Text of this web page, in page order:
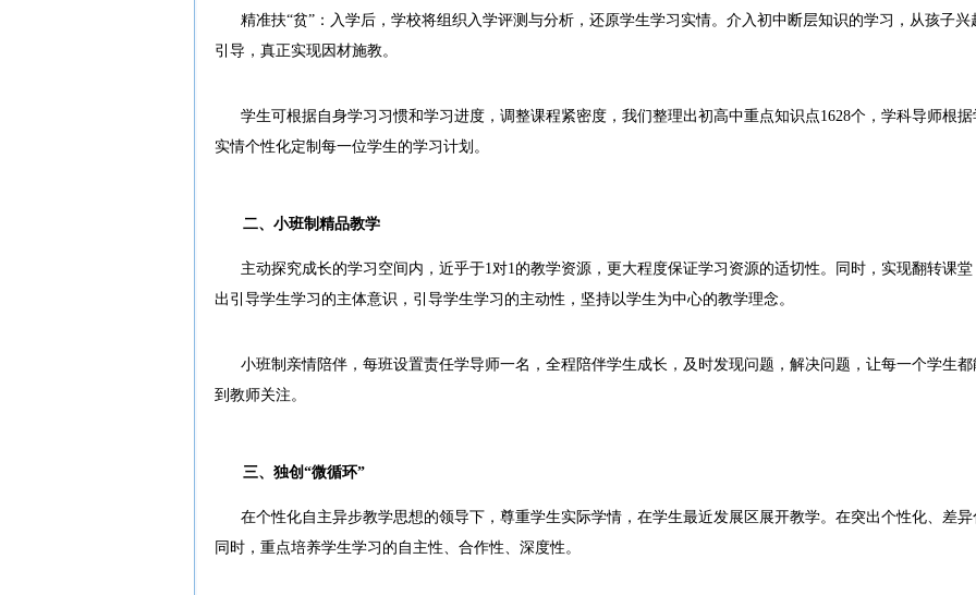
精准扶“贫”：入学后，学校将组织入学评测与分析，还原学生学习实情。介入初中断层知识的学习，从孩子兴
引导，真正实现因材施教。
学生可根据自身学习习惯和学习进度，调整课程紧密度，我们整理出初高中重点知识点1628个，学科导师根据
实情个性化定制每一位学生的学习计划。
二、小班制精品教学
主动探究成长的学习空间内，近乎于1对1的教学资源，更大程度保证学习资源的适切性。同时，实现翻转课堂
出引导学生学习的主体意识，引导学生学习的主动性，坚持以学生为中心的教学理念。
小班制亲情陪伴，每班设置责任学导师一名，全程陪伴学生成长，及时发现问题，解决问题，让每一个学生都
到教师关注。
三、独创“微循环”
在个性化自主异步教学思想的领导下，尊重学生实际学情，在学生最近发展区展开教学。在突出个性化、差异
同时，重点培养学生学习的自主性、合作性、深度性。